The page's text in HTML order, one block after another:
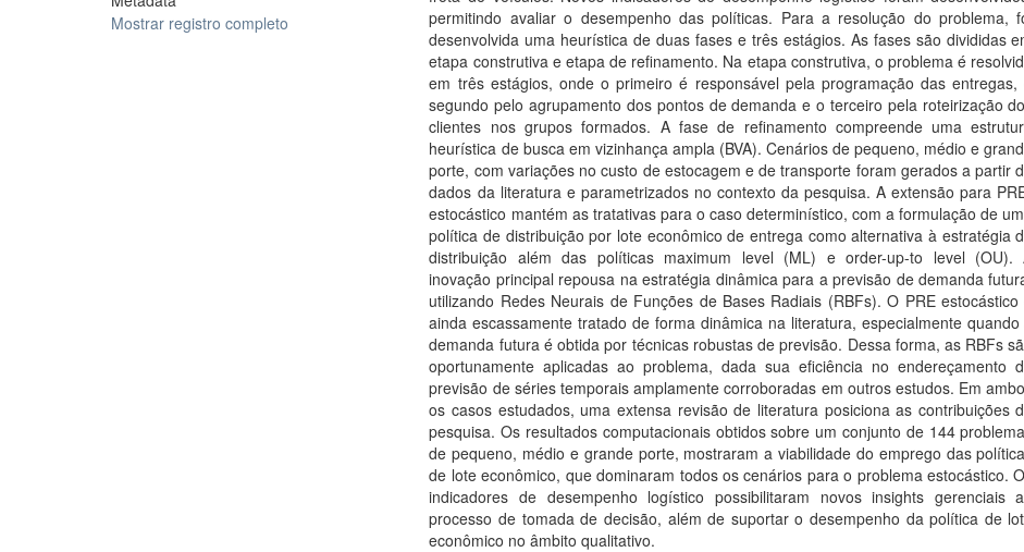
Mostrar registro completo
permitindo avaliar o desempenho das políticas. Para a resolução do problema,
desenvolvida uma heurística de duas fases e três estágios. As fases são divididas
etapa construtiva e etapa de refinamento. Na etapa construtiva, o problema é
em três estágios, onde o primeiro é responsável pela programação das entregas,
segundo pelo agrupamento dos pontos de demanda e o terceiro pela roteirização
clientes nos grupos formados. A fase de refinamento compreende uma
heurística de busca em vizinhança ampla (BVA). Cenários de pequeno, médio e
porte, com variações no custo de estocagem e de transporte foram gerados a partir
dados da literatura e parametrizados no contexto da pesquisa. A extensão para
estocástico mantém as tratativas para o caso determinístico, com a formulação de
política de distribuição por lote econômico de entrega como alternativa à estratégia
distribuição além das políticas maximum level (ML) e order-up-to level (OU).
inovação principal repousa na estratégia dinâmica para a previsão de demanda
utilizando Redes Neurais de Funções de Bases Radiais (RBFs). O PRE estocástico
ainda escassamente tratado de forma dinâmica na literatura, especialmente quando
demanda futura é obtida por técnicas robustas de previsão. Dessa forma, as RBFs
oportunamente aplicadas ao problema, dada sua eficiência no endereçamento
previsão de séries temporais amplamente corroboradas em outros estudos. Em
os casos estudados, uma extensa revisão de literatura posiciona as contribuições
pesquisa. Os resultados computacionais obtidos sobre um conjunto de 144
de pequeno, médio e grande porte, mostraram a viabilidade do emprego das
de lote econômico, que dominaram todos os cenários para o problema estocástico.
indicadores de desempenho logístico possibilitaram novos insights gerenciais
processo de tomada de decisão, além de suportar o desempenho da política de
econômico no âmbito qualitativo.